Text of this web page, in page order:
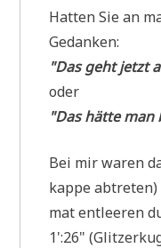
Hat­ten Sie an
Gedanken:
"Das geht jetzt
oder
"Das hät­te man
Bei mir waren
kap­pe
mat ent­lee­ren
1':26"